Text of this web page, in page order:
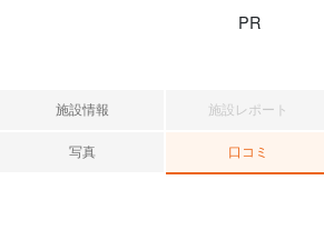
PR
施設情報 施設レポート
写真 口コミ